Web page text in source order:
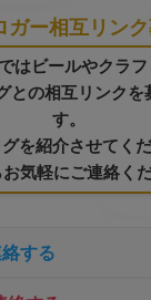
ガー相互リンク
はビールやクラフ
との相互リンクを
す。
を紹介させてく
気軽にご連絡くだ
する